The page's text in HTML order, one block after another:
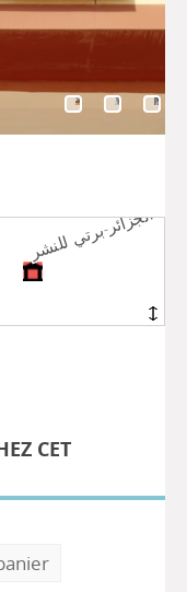
الجزائر-برتي للنشر
الجزائر-برتي للنشر
CET